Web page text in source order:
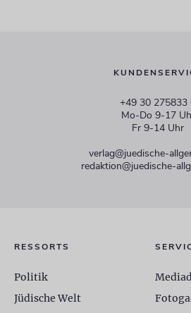
+49 30 275833
Mo-Do 9-17
Fr 9-14 Uhr
verlag@juedische-
redaktion@juedische-
RESSORTS
Politik
Jüdische Welt